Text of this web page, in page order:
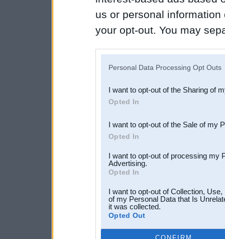
us or personal
your opt-out. You may
Downstream Participants
third parties.
Personal Data Processing Opt Outs
I want to opt-out of the Sharing of
Opted In
I want to opt-out of the Sale of my
Opted In
I want to opt-out of processing my
Advertising.
Opted In
I want to opt-out of Collection,
of my Personal Data that Is
it was collected.
Opted Out
CONFIRM